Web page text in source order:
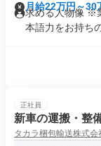
月給22万円～30
求める人物像 ※
本語力をお持ち
正社員
新車の運搬・整
タカラ梱包輸送株式会